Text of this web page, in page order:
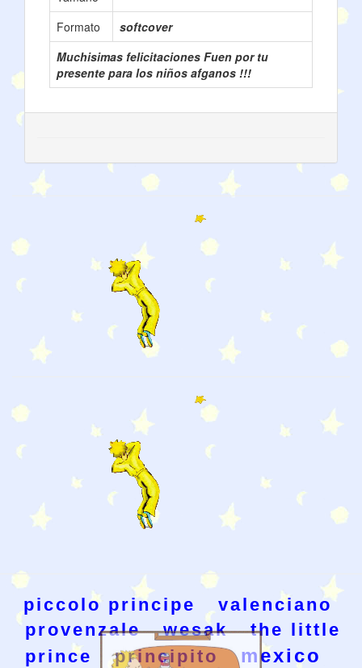
Formato
softcover
Muchisimas felicitaciones Fuen por tu
presente para los niños afganos !!!
piccolo principe
valenciano
provenzale
wesak
the little
prince
principito mexico